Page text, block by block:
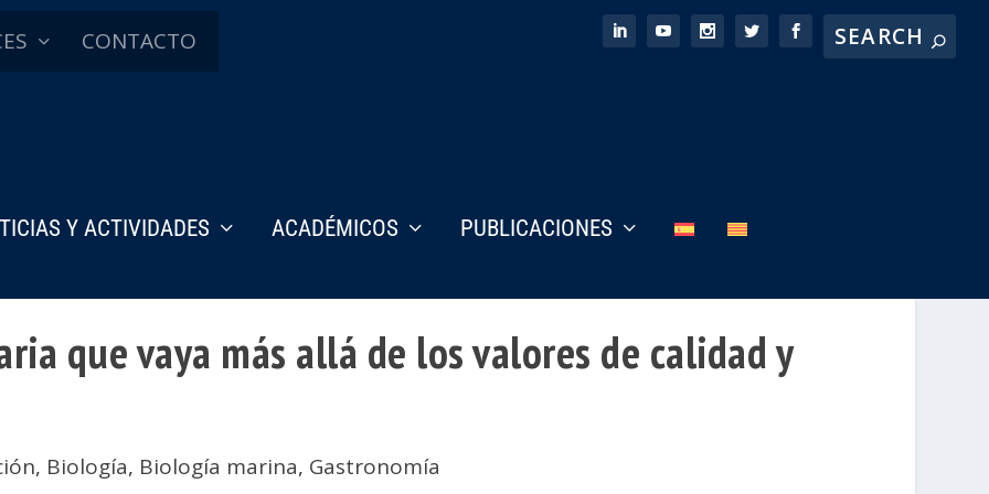
CONTACTO
Y ACTIVIDADES ACADÉMICOS PUBLICACIONES
que vaya más allá de los valores de calidad y
, Biología, Biología marina, Gastronomía